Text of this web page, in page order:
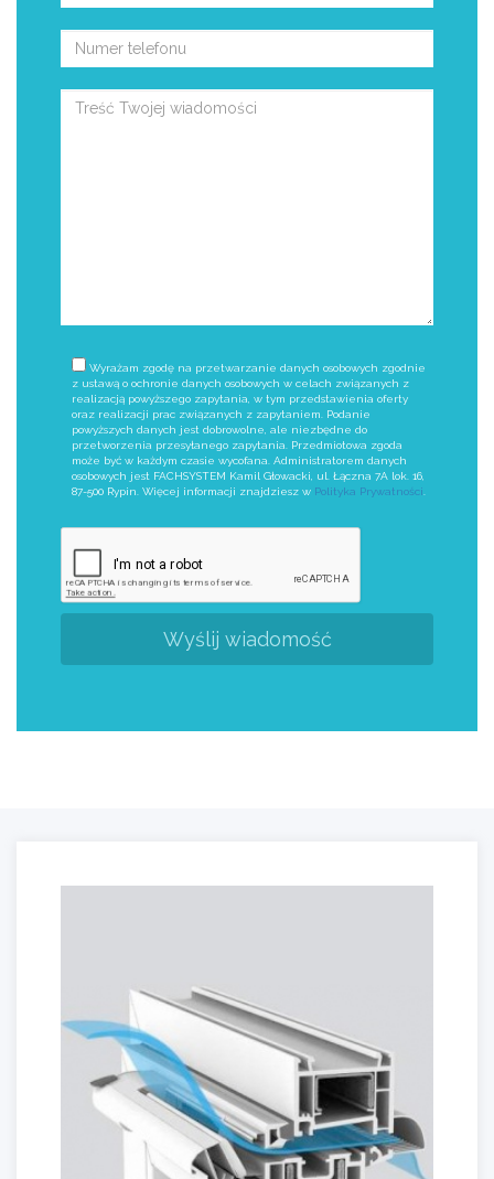
Wyrażam zgodę na przetwarzanie danych osobowych zgodnie
z ustawą o ochronie danych osobowych w celach związanych z
realizacją powyższego zapytania, w tym przedstawienia oferty
oraz realizacji prac związanych z zapytaniem. Podanie
powyższych danych jest dobrowolne, ale niezbędne do
przetworzenia przesyłanego zapytania. Przedmiotowa zgoda
może być w każdym czasie wycofana. Administratorem danych
osobowych jest FACHSYSTEM Kamil Głowacki, ul. Łączna 7A lok. 16,
87-500 Rypin. Więcej informacji znajdziesz w Polityka Prywatności